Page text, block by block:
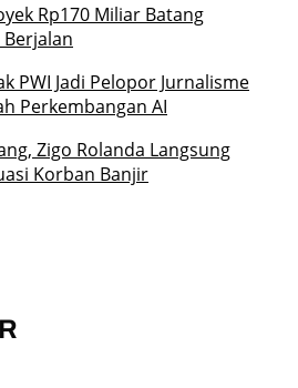
Rp170 Miliar Batang
Berjalan
PWI Jadi Pelopor Jurnalisme
Perkembangan AI
Zigo Rolanda Langsung
Korban Banjir